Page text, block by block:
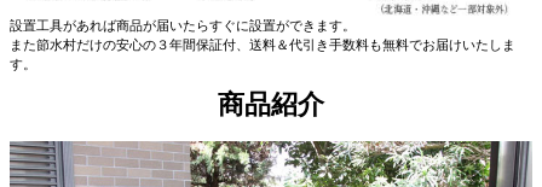
設置工具があれば商品が届いたらすぐに設置ができます。
また節水村だけの安心の３年間保証付、送料＆代引き手数料も無料でお届けいたしま
す。
商品紹介